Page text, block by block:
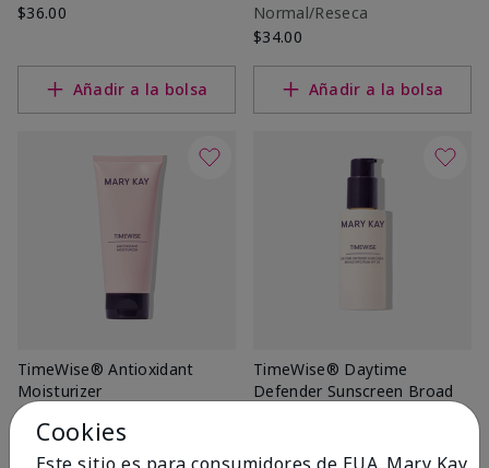
$36.00
Añadir a la bolsa
Normal/Reseca
$34.00
Añadir a la bolsa
TimeWise® Antioxidant
Moisturizer
Combinada/Grasa
$34.00
TimeWise® Daytime
Defender Sunscreen Broad
Cookies
Este sitio es para consumidores de EUA. Mary Kay